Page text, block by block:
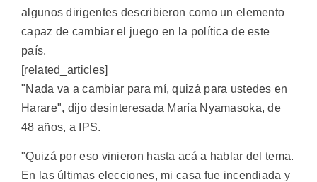
algunos dirigentes describieron como un elemento
capaz de cambiar el juego en la política de este
país.
[related_articles]
"Nada va a cambiar para mí, quizá para ustedes en
Harare", dijo desinteresada María Nyamasoka, de
48 años, a IPS.
"Quizá por eso vinieron hasta acá a hablar del tema.
En las últimas elecciones, mi casa fue incendiada y